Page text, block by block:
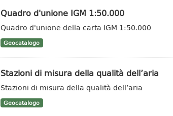
Quadro d'unione IGM 1:50.000
Quadro d'unione della carta IGM 1:50.000
Geocatalogo
Stazioni di misura della qualità dell’aria
Stazioni di misura della qualità dell’aria
Geocatalogo